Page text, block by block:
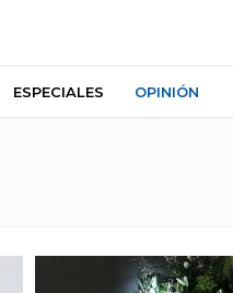
ESPECIALES OPINIÓN